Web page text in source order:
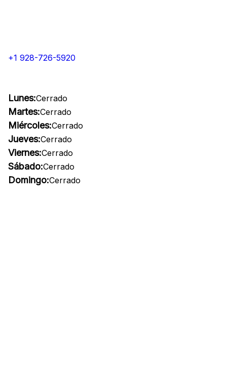
+1 928-726-5920
Lunes:Cerrado
Martes:Cerrado
Miércoles:Cerrado
Jueves:Cerrado
Viernes:Cerrado
Sábado:Cerrado
Domingo:Cerrado